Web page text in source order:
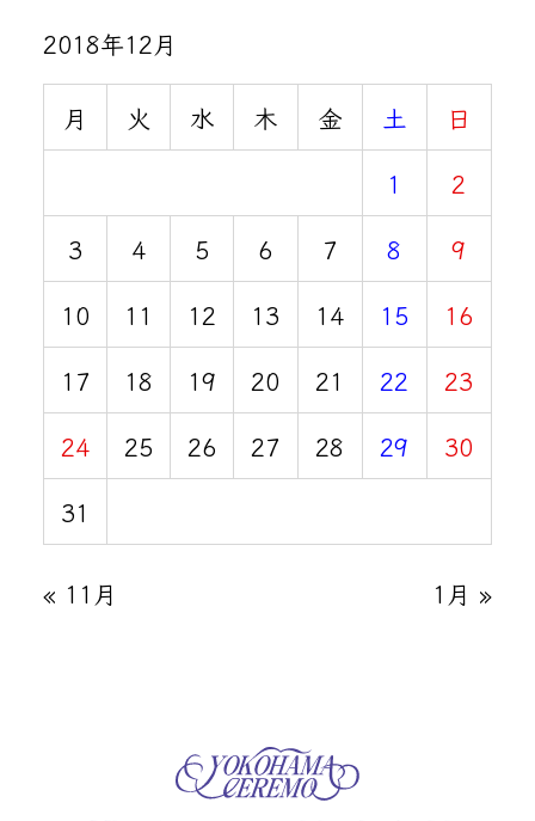
2018年12月
月 火 水 木 金 土
日
1
2
3
4 5 6 7 8
9
10
11 12 13 14 15
16
17
18 19 20 21 22
23
24
25 26 27 28 29
30
31
« 11月 1月 »